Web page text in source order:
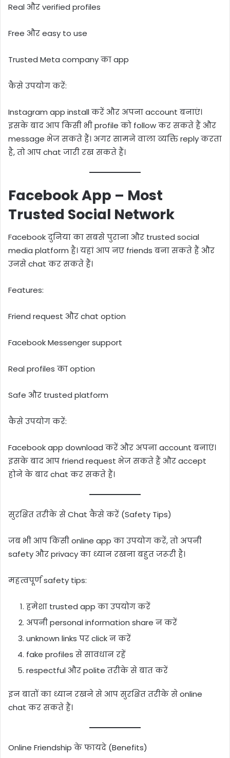
Real और verified profiles
Free और easy to use
Trusted Meta company का app
कैसे उपयोग करें:
Instagram app install करें और अपना account बनाएं।
इसके बाद आप किसी भी profile को follow कर सकते हैं और
message भेज सकते हैं। अगर सामने वाला व्यक्ति reply करता
है, तो आप chat जारी रख सकते हैं।
Facebook App – Most
Trusted Social Network
Facebook दुनिया का सबसे पुराना और trusted social
media platform है। यहां आप नए friends बना सकते हैं और
उनसे chat कर सकते हैं।
Features:
Friend request और chat option
Facebook Messenger support
Real profiles का option
Safe और trusted platform
कैसे उपयोग करें:
Facebook app download करें और अपना account बनाएं।
इसके बाद आप friend request भेज सकते हैं और accept
होने के बाद chat कर सकते हैं।
सुरक्षित तरीके से Chat कैसे करें (Safety Tips)
जब भी आप किसी online app का उपयोग करें, तो अपनी
safety और privacy का ध्यान रखना बहुत जरूरी है।
महत्वपूर्ण safety tips:
हमेशा trusted app का उपयोग करें
अपनी personal information share न करें
unknown links पर click न करें
fake profiles से सावधान रहें
respectful और polite तरीके से बात करें
इन बातों का ध्यान रखने से आप सुरक्षित तरीके से online
chat कर सकते हैं।
Online Friendship के फायदे (Benefits)